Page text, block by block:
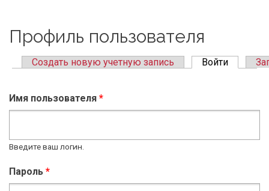
Профиль пользователя
Создать новую учетную запись Войти (active
Имя пользователя *
Введите ваш логин.
Пароль *